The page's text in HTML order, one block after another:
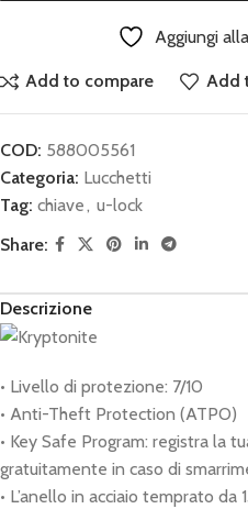
Aggiungi
Add to compare Add
COD: 588005561
Categoria: Lucchetti
Tag: chiave, u-lock
Share:
Descrizione
• Livello di protezione: 7/10
• Anti-Theft Protection (ATPO)
• Key Safe Program: registra la
gratuitamente in caso di
• L’anello in acciaio temprato